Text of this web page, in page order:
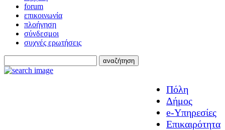
forum
επικοινωνία
πλοήγηση
σύνδεσμοι
συχνές ερωτήσεις
Πόλη
Δήμος
e-Υπηρεσίες
Επικαιρότητα